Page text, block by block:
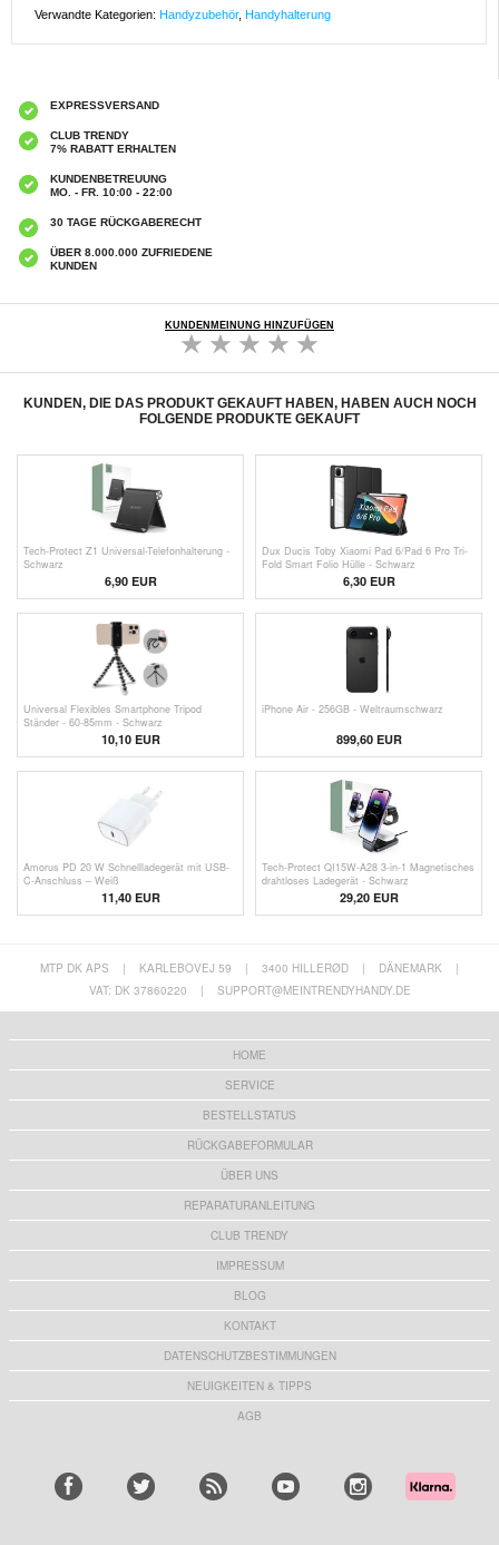
Verwandte Kategorien: Handyzubehör, Handyhalterung
EXPRESSVERSAND
CLUB TRENDY
7% RABATT ERHALTEN
KUNDENBETREUUNG
MO. - FR. 10:00 - 22:00
30 TAGE RÜCKGABERECHT
ÜBER 8.000.000 ZUFRIEDENE
KUNDEN
KUNDENMEINUNG HINZUFÜGEN
KUNDEN, DIE DAS PRODUKT GEKAUFT HABEN, HABEN AUCH NOCH
FOLGENDE PRODUKTE GEKAUFT
Tech-Protect Z1 Universal-Telefonhalterung -
Schwarz
6,90EUR
Dux Ducis Toby Xiaomi Pad 6/Pad 6 Pro Tri-
Fold Smart Folio Hülle - Schwarz
6,30EUR
Universal Flexibles Smartphone Tripod
Ständer - 60-85mm - Schwarz
10,10EUR
iPhone Air - 256GB - Weltraumschwarz
899,60EUR
Amorus PD 20 W Schnellladegerät mit USB-
C-Anschluss – Weiß
11,40 EUR
Tech-Protect QI15W-A28 3-in-1 Magnetisches
drahtloses Ladegerät - Schwarz
29,20 EUR
MTP DK APS | KARLEBOVEJ 59 | 3400 HILLERØD | DÄNEMARK
|
VAT: DK 37860220
| SUPPORT@MEINTRENDYHANDY.DE
HOME
SERVICE
BESTELLSTATUS
RÜCKGABEFORMULAR
ÜBER UNS
REPARATURANLEITUNG
CLUB TRENDY
IMPRESSUM
BLOG
KONTAKT
DATENSCHUTZBESTIMMUNGEN
NEUIGKEITEN & TIPPS
AGB